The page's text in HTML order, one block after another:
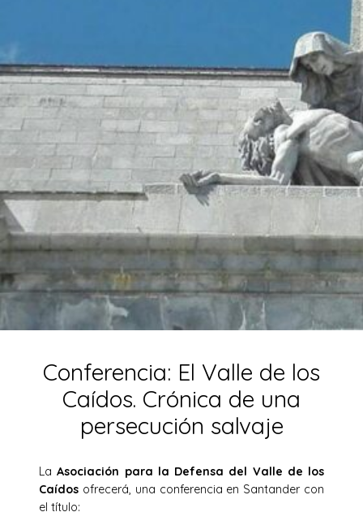
Conferencia: El Valle de los
Caídos. Crónica de una
persecución salvaje
La Asociación para la Defensa del Valle de los
Caídos ofrecerá, una conferencia en Santander con
el título: